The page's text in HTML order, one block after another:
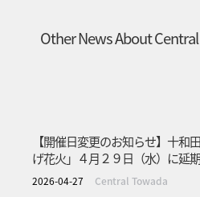
Other News About
【開催日変更のお知らせ】十和
げ花火」４月２９日（水）に延期
2026-04-27 Central Towada